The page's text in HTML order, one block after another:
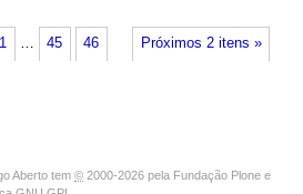
Próximos 2 itens »
1 … 45 46
Aberto tem © 2000-2026 pela Fundação Plone e